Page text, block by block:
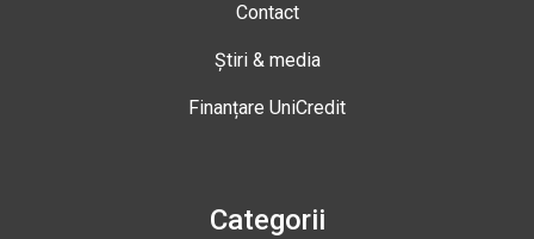
Contact
Știri & media
Finanțare UniCredit
Categorii